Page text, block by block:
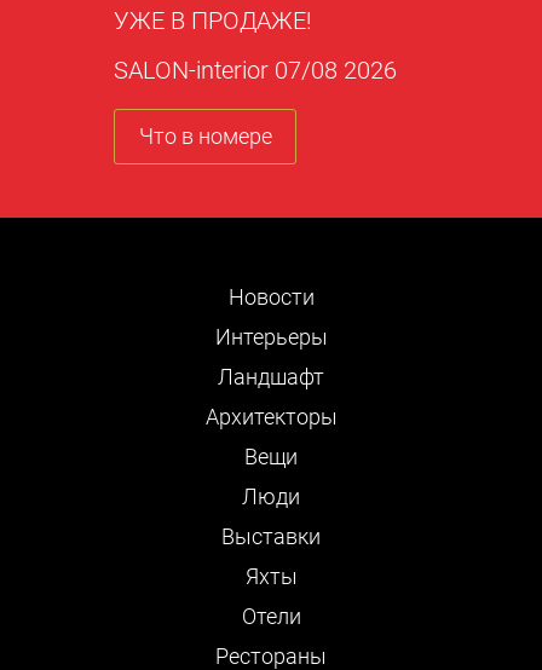
УЖЕ В ПРОДАЖЕ!
SALON-interior 07/08 2026
Что в номере
Новости
Интерьеры
Ландшафт
Архитекторы
Вещи
Люди
Выставки
Яхты
Отели
Рестораны